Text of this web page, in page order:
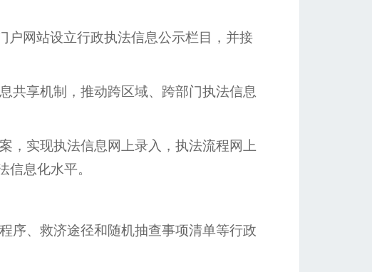
户网站设立行政执法信息公示栏目，并接
共享机制，推动跨区域、跨部门执法信息
，实现执法信息网上录入，执法流程网上
息化水平。
序、救济途径和随机抽查事项清单等行政